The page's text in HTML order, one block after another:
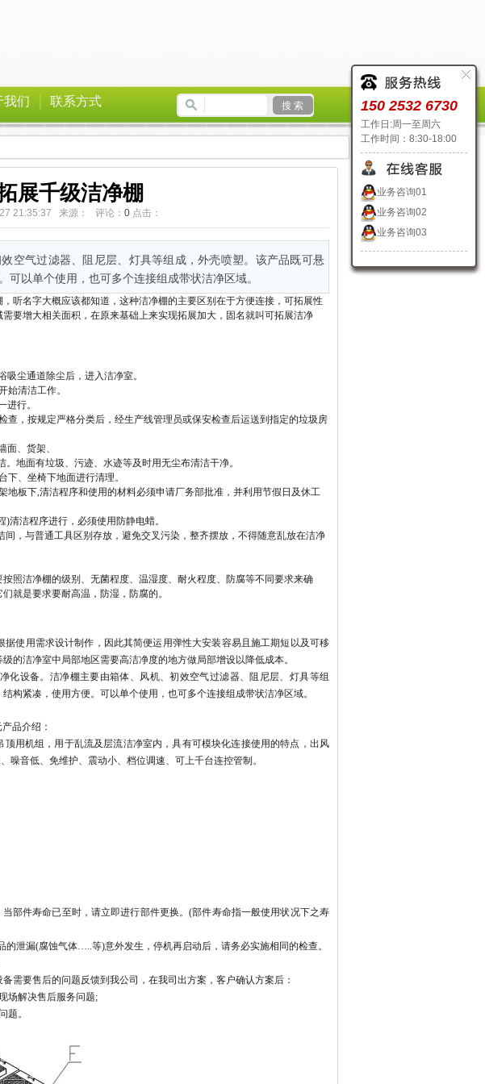
我们 联系方式
展千级洁净棚
21:35:37 来源： 评论： 0点击：
空气过滤器、阻尼层、灯具等组成，外壳喷塑。该产品既可悬
以单个使用，也可多个连接组成带状洁净区域。
，听名字大概应该都知道，这种洁净棚的主要区别在于方便连接，可拓展性
要增大相关面积，在原来基础上来实现拓展加大，固名就叫可拓展洁净
尘通道除尘后，进入洁净室。
始清洁工作。
进行。
查，按规定严格分类后，经生产线管理员或保安检查后运送到指定的垃圾房
面、货架、
地面有垃圾、污迹、水迹等及时用无尘布清洁干净。
下、坐椅下地面进行清理。
地板下,清洁程序和使用的材料必须申请厂务部批准，并利用节假日及休工
清洁程序进行，必须使用防静电蜡。
，与普通工具区别存放，避免交叉污染，整齐摆放，不得随意乱放在洁净
照洁净棚的级别、无菌程度、温湿度、耐火程度、防腐等不同要求来确
就是要求要耐高温，防湿，防腐的。
使用需求设计制作，因此其简便运用弹性大安装容易且施工期短以及可移
的洁净室中局部地区需要高洁净度的地方做局部增设以降低成本。
化设备。洁净棚主要由箱体、风机、初效空气过滤器、阻尼层、灯具等组
构紧凑，使用方便。可以单个使用，也可多个连接组成带状洁净区域。
品介绍：
用机组，用于乱流及层流洁净室内，具有可模块化连接使用的特点，出风
噪音低、免维护、震动小、档位调速、可上千台连控管制。
部件寿命已至时，请立即进行部件更换。(部件寿命指一般使用状况下之寿
泄漏(腐蚀气体…..等)意外发生，停机再启动后，请务必实施相同的检查。
需要售后的问题反馈到我公司，在我司出方案，客户确认方案后：
场解决售后服务问题;
题。
150 2532 6730
工作日:周一至周六
工作时间：8:30-18:00
业务咨询01
业务咨询02
业务咨询03